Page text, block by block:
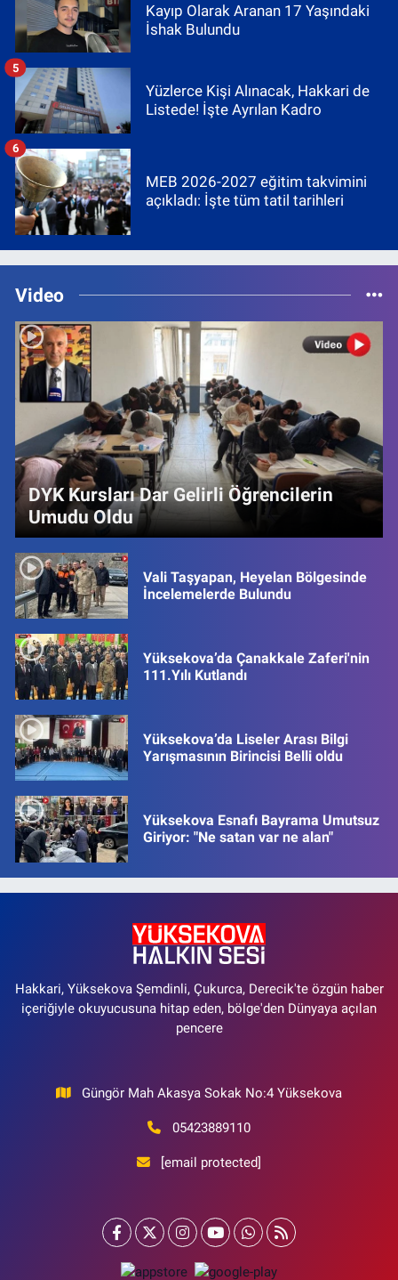
Kayıp Olarak Aranan 17 Yaşındaki
İshak Bulundu
Yüzlerce Kişi Alınacak, Hakkari de
Listede! İşte Ayrılan Kadro
5
MEB 2026-2027 eğitim takvimini
açıkladı: İşte tüm tatil tarihleri
6
Video
DYK Kursları Dar Gelirli Öğrencilerin
Umudu Oldu
Vali Taşyapan, Heyelan Bölgesinde
İncelemelerde Bulundu
Yüksekova’da Çanakkale Zaferi'nin
111.Yılı Kutlandı
Yüksekova’da Liseler Arası Bilgi
Yarışmasının Birincisi Belli oldu
Yüksekova Esnafı Bayrama Umutsuz
Giriyor: "Ne satan var ne alan"
Hakkari, Yüksekova Şemdinli, Çukurca, Derecik'te özgün haber
içeriğiyle okuyucusuna hitap eden, bölge'den Dünyaya açılan
pencere
Güngör Mah Akasya Sokak No:4 Yüksekova
05423889110
[email protected]